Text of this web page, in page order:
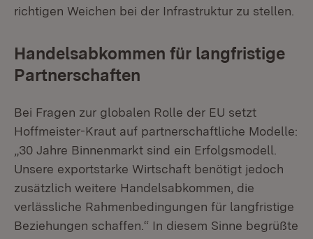
richtigen Weichen bei der Infrastruktur zu stellen.
Handelsabkommen für langfristige
Partnerschaften
Bei Fragen zur globalen Rolle der EU setzt
Hoffmeister-Kraut auf partnerschaftliche Modelle:
„30 Jahre Binnenmarkt sind ein Erfolgsmodell.
Unsere exportstarke Wirtschaft benötigt jedoch
zusätzlich weitere Handelsabkommen, die
verlässliche Rahmenbedingungen für langfristige
Beziehungen schaffen.“ In diesem Sinne begrüßte